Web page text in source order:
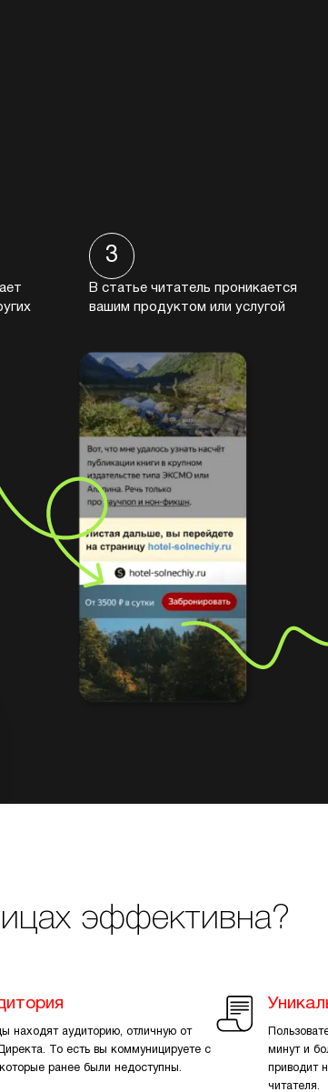
3
В статье читатель проникается
вашим продуктом или услугой
эффективна?
находят аудиторию, отличную от
То есть вы коммуницируете с
ранее были недоступны.
минут и
приводит
читателя.